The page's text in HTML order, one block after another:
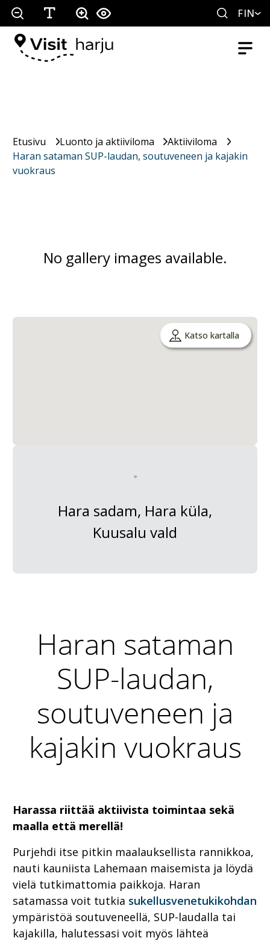
FIN
Etusivu Luonto ja aktiiviloma
Aktiiviloma
Haran sataman SUP-laudan, soutuveneen ja kajakin
vuokraus
No gallery images available.
Katso kartalla
Hara sadam, Hara küla,
Kuusalu vald
Haran sataman
SUP-laudan,
soutuveneen ja
kajakin vuokraus
Harassa riittää aktiivista toimintaa sekä
maalla että merellä!
Purjehdi itse pitkin maalauksellista rannikkoa,
nauti kauniista Lahemaan maisemista ja löydä
vielä tutkimattomia paikkoja. Haran
satamassa voit tutkia sukellusvenetukikohdan
ympäristöä soutuveneellä, SUP-laudalla tai
kajakilla, halutessasi voit myös lähteä